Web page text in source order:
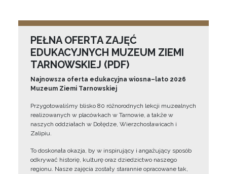
PEŁNA OFERTA ZAJĘĆ
EDUKACYJNYCH MUZEUM ZIEMI
TARNOWSKIEJ (PDF)
Najnowsza oferta edukacyjna wiosna–lato 2026
Muzeum Ziemi Tarnowskiej
Przygotowaliśmy blisko 80 różnorodnych lekcji muzealnych
realizowanych w placówkach w Tarnowie, a także w
naszych oddziałach w Dołędze, Wierzchosławicach i
Zalipiu.
To doskonała okazja, by w inspirujący i angażujący sposób
odkrywać historię, kulturę oraz dziedzictwo naszego
regionu. Nasze zajęcia zostały starannie opracowane tak,